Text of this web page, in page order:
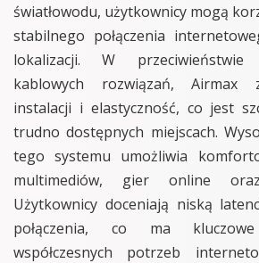
światłowodu, użytkownicy mogą
stabilnego połączenia
lokalizacji. W
kablowych rozwiązań, Airmax
instalacji i elastyczność, co jest
trudno dostępnych miejscach.
tego systemu umożliwia
multimediów, gier online
Użytkownicy doceniają niską
połączenia, co ma
współczesnych potrzeb